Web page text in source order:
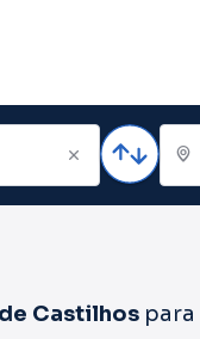
Castilhos para